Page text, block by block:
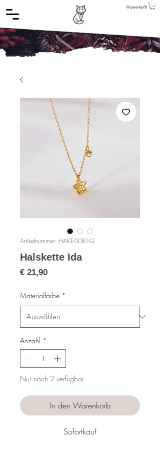
Warenkorb
Artikelnummer: HAKE-0081-G
Halskette Ida
€ 21,90Preis
Materialfarbe *
Anzahl *
Nur noch 2 verfügbar
In den Warenkorb
Sofortkauf